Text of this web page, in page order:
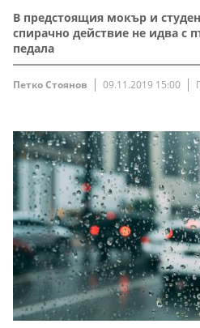
В предстоящия мокър и
спирачно действие не идва с
педала
Петко Стоянов 09.11.2019 15:00